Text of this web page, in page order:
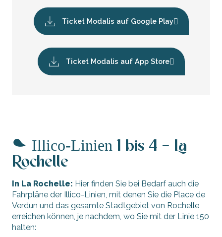
Ticket Modalis auf Google Play
Ticket Modalis auf App Store
Illico-Linien 1 bis 4 – La
Rochelle
In La Rochelle: Hier finden Sie bei Bedarf auch die
Fahrpläne der Illico-Linien, mit denen Sie die Place de
Verdun und das gesamte Stadtgebiet von Rochelle
erreichen können, je nachdem, wo Sie mit der Linie 150
halten: